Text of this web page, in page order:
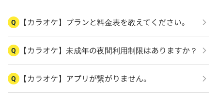
Q 【カラオケ】プランと料金表を教えてください。
Q 【カラオケ】未成年の夜間利用制限はありますか？
Q 【カラオケ】アプリが繋がりません。